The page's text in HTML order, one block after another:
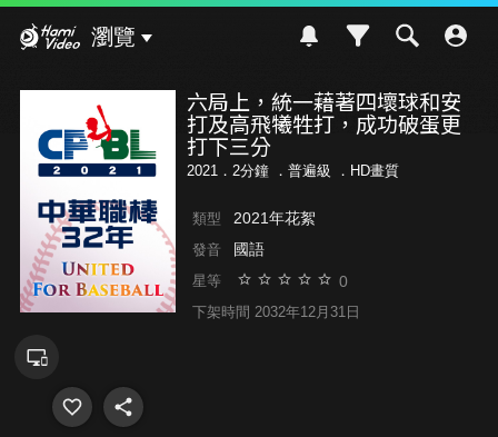
瀏覽
六局上，統一藉著四壞球和安
打及高飛犧牲打，成功破蛋更
打下三分
2021．2分鐘 ． 普遍級 ．HD畫質
類型 2021年花絮
發音 國語
星等 0
下架時間 2032年12月31日